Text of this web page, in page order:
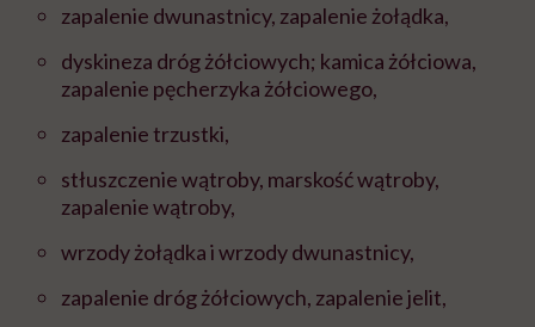
zapalenie dwunastnicy, zapalenie żołądka,
dyskineza dróg żółciowych; kamica żółciowa,
zapalenie pęcherzyka żółciowego,
zapalenie trzustki,
stłuszczenie wątroby, marskość wątroby,
zapalenie wątroby,
wrzody żołądka i wrzody dwunastnicy,
zapalenie dróg żółciowych, zapalenie jelit,